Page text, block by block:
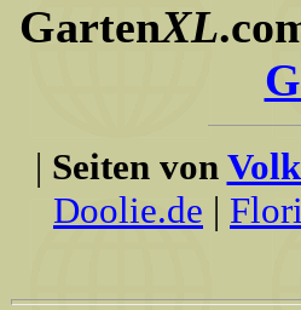
GartenXL
| Seiten von
Doolie.de |